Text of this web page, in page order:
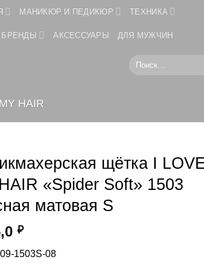
МАНИКЮР И ПЕДИКЮР ТЕХНИКА
БРЕНДЫ АКСЕССУАРЫ ДЛЯ МУЖЧИН
Искать:
HAIR
щётка I
«Spider Soft» 1503
матовая S
₽
1503S-08